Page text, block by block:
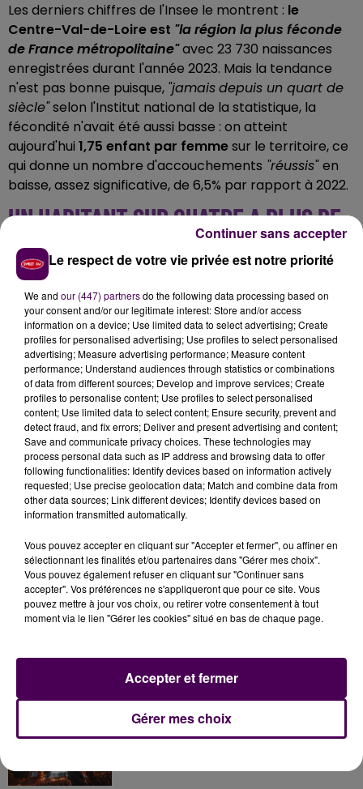
Les derniers chiffres de l'Insee le montrent : le
Centre-Val-de-Loire est "la région la plus féconde
de France métropolitaine"avec 23 730 naissances
enregistrées durant l'année 2023. Mais la tendance
n'est pas bonne puisque, "jamaisdepuis un quart de
siècle"selon l'Institut national de la statistique, la
fécondité n'avait été aussi basse : on atteint
aujourd'hui 1,75 enfant par femmesur le territoire, ce
qui donne un nombre d'accouchements "réussis"en
baisse, assez significative, de 6,5% par rapport à 2022.
UN HABITANT SUR QUATRE A PLUS DE
65 ANS
Si la population du Centre‑Val-de-Loire, estimée à 2
573 300 habitants, reste stable sur la dernière
décennie, c'est grâce à une baisse momentanée de la
mortalité d'une part -on est, en la matière, revenu aux
niveaux de l'avant-crise sanitaire- et, surtout, parce
quele"solde migratoire"est en hausse régulière
depuis quelques années. Le territoire vieillit toujours
plus : un quart de ses habitants a plus de 65 ans. Et"de
mieux en mieux"puisque l'espérance de vie atteint
désormais 79 ans et demi pour les hommes et 85 ans
pour les femmes.
20h00
Le respect de votre vie privée est notre priorité
We and our (447) partnersdo the following data processing based on
your consent and/or our legitimate interest: Store and/or access
information on a device; Use limited data to select advertising; Create
profiles for personalised advertising; Use profiles to select personalised
advertising; Measure advertising performance; Measure content
performance; Understand audiences through statistics or combinations
of data from different sources; Develop and improve services; Create
profiles to personalise content; Use profiles to select personalised
content; Use limited data to select content; Ensure security, prevent and
detect fraud, and fix errors; Deliver and present advertising and content;
Save and communicate privacy choices. These technologies may
process personal data such as IP address and browsing data to offer
following functionalities: Identify devices based on information actively
requested; Use precise geolocation data; Match and combine data from
other data sources; Link different devices; Identify devices based on
information transmitted automatically.
Vous pouvez accepter en cliquant sur "Accepter et fermer", ou affiner en
sélectionnant les finalités et/ou partenaires dans "Gérer mes choix".
Vous pouvez également refuser en cliquant sur "Continuer sans
accepter". Vos préférences ne s'appliqueront que pour ce site. Vous
pouvez mettre à jour vos choix, ou retirer votre consentement à tout
moment via le lien "Gérer les cookies" situé en bas de chaque page.
Gérer mes choix
Accepter et fermer
Continuer sans accepter